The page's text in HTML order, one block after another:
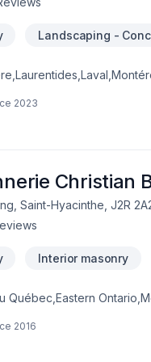
Landscaping -
vos exigences,
2023
Christian
Saint-Hyacinthe, J2R
Interior masonry
Québec,Eastern
proposons des solutions
2016